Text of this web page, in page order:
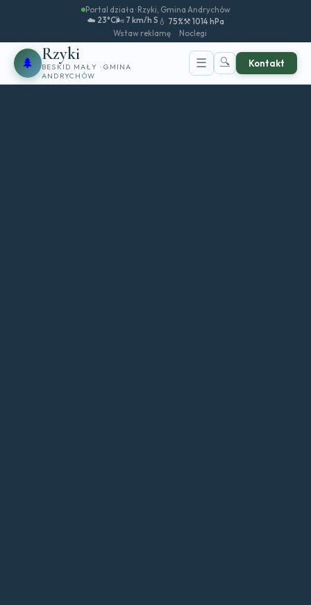
Portal działa · Rzyki, Gmina Andrychów
☁️ 23°C🌬️ 7 km/h S 💧 75%⚒️ 1014 hPa
Wstaw reklamę
Noclegi
🌲 Rzyki
BESKID MAŁY · GMINA
ANDRYCHÓW
☰ 🔍 Kontakt